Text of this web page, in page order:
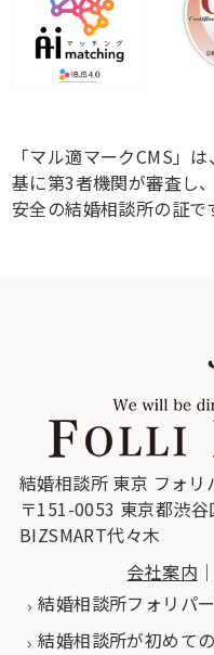
「マル適マークCMS」
基に第3者機関が審査し
安全の結婚相談所の証で
結婚相談所 東京 フォリ
〒151-0053 東京都渋
BIZSMART代々木
会社案内 ｜
結婚相談所フォリパ
結婚相談所が初めて